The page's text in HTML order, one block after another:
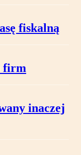
fiskalną
firm
inaczej